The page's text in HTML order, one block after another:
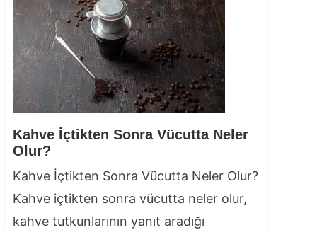
Kahve İçtikten Sonra Vücutta Neler
Olur?
Kahve İçtikten Sonra Vücutta Neler Olur?
Kahve içtikten sonra vücutta neler olur,
kahve tutkunlarının yanıt aradığı